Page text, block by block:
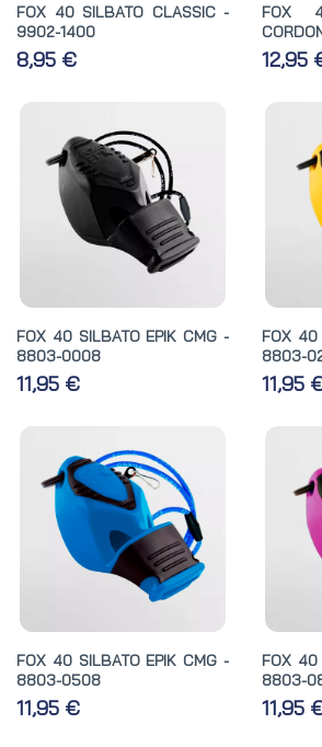
FOX 40 SILBATO CLASSIC -
9902-1400
8,95 €
FOX
12,95
FOX 40 SILBATO EPIK CMG -
8803-0008
11,95 €
FOX 40
8803-
11,95
FOX 40 SILBATO EPIK CMG -
8803-0508
11,95 €
FOX 40
8803-
11,95